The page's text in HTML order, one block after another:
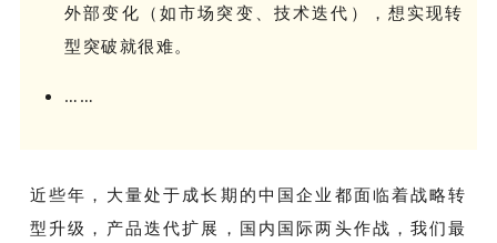
外部变化（如市场突变、技术迭代），想实现转
型突破就很难。
……
近些年，大量处于成长期的中国企业都面临着战略转
型升级，产品迭代扩展，国内国际两头作战，我们最